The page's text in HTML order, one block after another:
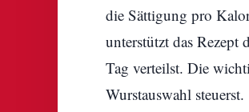
die Sättigung pro
unterstützt das Rezept
Tag verteilst. Die
Wurstauswahl steuerst.